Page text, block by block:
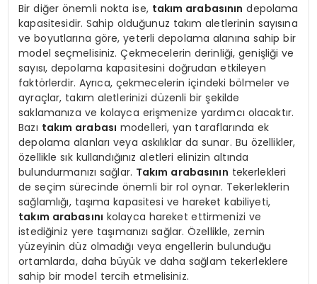
Bir diğer önemli nokta ise, takım arabasının depolama
kapasitesidir. Sahip olduğunuz takım aletlerinin sayısına
ve boyutlarına göre, yeterli depolama alanına sahip bir
model seçmelisiniz. Çekmecelerin derinliği, genişliği ve
sayısı, depolama kapasitesini doğrudan etkileyen
faktörlerdir. Ayrıca, çekmecelerin içindeki bölmeler ve
ayraçlar, takım aletlerinizi düzenli bir şekilde
saklamanıza ve kolayca erişmenize yardımcı olacaktır.
Bazı takım arabası modelleri, yan taraflarında ek
depolama alanları veya askılıklar da sunar. Bu özellikler,
özellikle sık kullandığınız aletleri elinizin altında
bulundurmanızı sağlar. Takım arabasının tekerlekleri
de seçim sürecinde önemli bir rol oynar. Tekerleklerin
sağlamlığı, taşıma kapasitesi ve hareket kabiliyeti,
takım arabasını kolayca hareket ettirmenizi ve
istediğiniz yere taşımanızı sağlar. Özellikle, zemin
yüzeyinin düz olmadığı veya engellerin bulunduğu
ortamlarda, daha büyük ve daha sağlam tekerleklere
sahip bir model tercih etmelisiniz.